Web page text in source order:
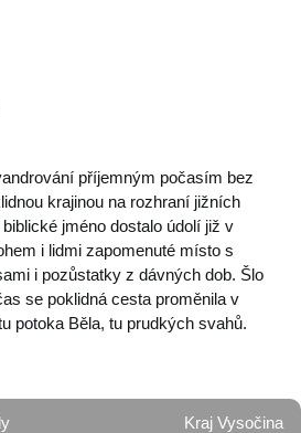
příjemným počasím bez
krajinou na rozhraní jižních
jméno dostalo údolí již v
i lidmi zapomenuté místo s
i pozůstatky z dávných dob. Šlo
se poklidná cesta proměnila v
potoka Běla, tu prudkých svahů.
Kraj Vysočina